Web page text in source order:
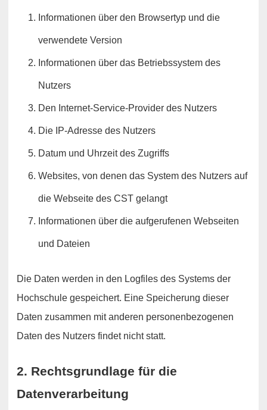
Informationen über den Browsertyp und die
verwendete Version
Informationen über das Betriebssystem des
Nutzers
Den Internet-Service-Provider des Nutzers
Die IP-Adresse des Nutzers
Datum und Uhrzeit des Zugriffs
Websites, von denen das System des Nutzers auf
die Webseite des CST gelangt
Informationen über die aufgerufenen Webseiten
und Dateien
Die Daten werden in den Logfiles des Systems der
Hochschule gespeichert. Eine Speicherung dieser
Daten zusammen mit anderen personenbezogenen
Daten des Nutzers findet nicht statt.
2. Rechtsgrundlage für die
Datenverarbeitung